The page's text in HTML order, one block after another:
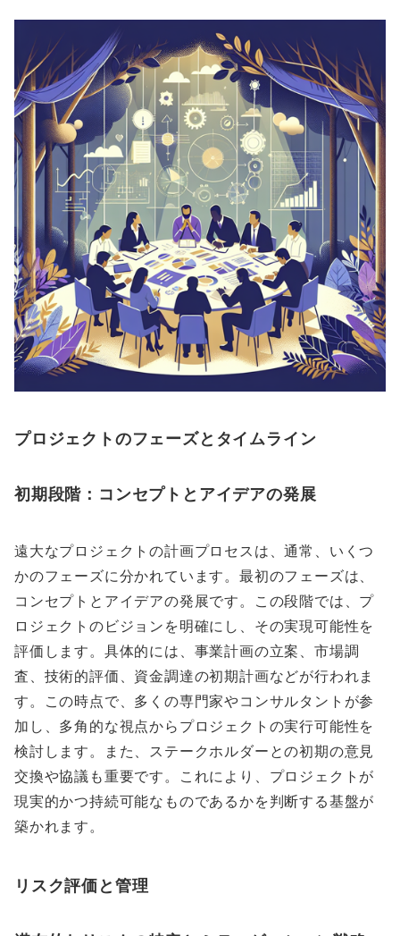
プロジェクトのフェーズとタイムライン
初期段階：コンセプトとアイデアの発展
遠大なプロジェクトの計画プロセスは、通常、いくつ
かのフェーズに分かれています。最初のフェーズは、
コンセプトとアイデアの発展です。この段階では、プ
ロジェクトのビジョンを明確にし、その実現可能性を
評価します。具体的には、事業計画の立案、市場調
査、技術的評価、資金調達の初期計画などが行われま
す。この時点で、多くの専門家やコンサルタントが参
加し、多角的な視点からプロジェクトの実行可能性を
検討します。また、ステークホルダーとの初期の意見
交換や協議も重要です。これにより、プロジェクトが
現実的かつ持続可能なものであるかを判断する基盤が
築かれます。
リスク評価と管理